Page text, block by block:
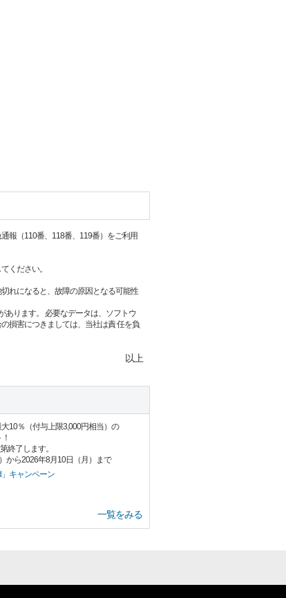
報（110番、118番、119番）をご利用
ください。
れになると、故障の原因となる可能性
あります。 必要なデータは、ソフトウ
損害につきましては、当社は責 任を負
以上
大10％（付与上限3,000円相当）の
終了します。
から2026年8月10日（月）まで
」キャンペーン
一覧をみる